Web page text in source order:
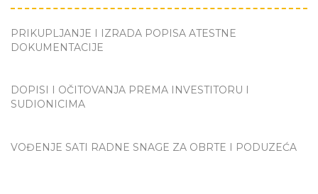
PRIKUPLJANJE I IZRADA POPISA ATESTNE
DOKUMENTACIJE
DOPISI I OČITOVANJA PREMA INVESTITORU I
SUDIONICIMA
VOĐENJE SATI RADNE SNAGE ZA OBRTE I PODUZEĆA